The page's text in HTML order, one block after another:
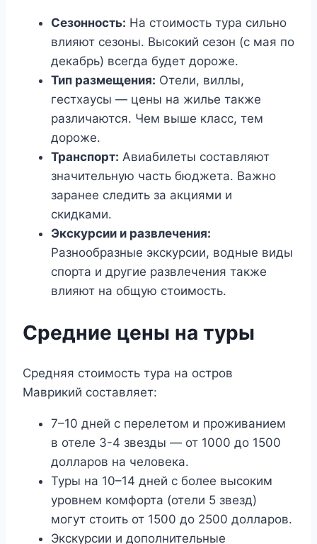
Сезонность: На стоимость тура сильно
влияют сезоны. Высокий сезон (с мая по
декабрь) всегда будет дороже.
Тип размещения: Отели, виллы,
гестхаусы — цены на жилье также
различаются. Чем выше класс, тем
дороже.
Транспорт: Авиабилеты составляют
значительную часть бюджета. Важно
заранее следить за акциями и
скидками.
Экскурсии и развлечения:
Разнообразные экскурсии, водные виды
спорта и другие развлечения также
влияют на общую стоимость.
Средние цены на туры
Средняя стоимость тура на остров
Маврикий составляет:
7–10 дней с перелетом и проживанием
в отеле 3-4 звезды — от 1000 до 1500
долларов на человека.
Туры на 10–14 дней с более высоким
уровнем комфорта (отели 5 звезд)
могут стоить от 1500 до 2500 долларов.
Экскурсии и дополнительные